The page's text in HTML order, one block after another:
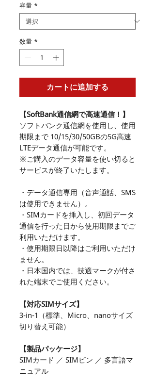
価
格
容量 *
数量 *
カートに追加する
【SoftBank通信網で高速通信！】
ソフトバンク通信網を使用し、使用
期限まで 10/15/30/50GBの5G高速
LTEデータ通信が可能です。
※ご購入のデータ容量を使い切ると
サービスが終了いたします。
・データ通信専用（音声通話、SMS
は使用できません）。
・SIMカードを挿入し、初回データ
通信を行った日から使用期限までご
利用いただけます。
・使用期限日以降はご利用いただけ
ません。
・日本国内では、技適マークが付さ
れた端末でご使用ください。
【対応SIMサイズ】
3-in-1（標準、Micro、nanoサイズ
切り替え可能）
【製品パッケージ】
SIMカード ／ SIMピン ／ 多言語マ
ニュアル